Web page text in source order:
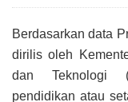
Berdasarkan data
dirilis oleh
dan Teknologi
pendidikan atau